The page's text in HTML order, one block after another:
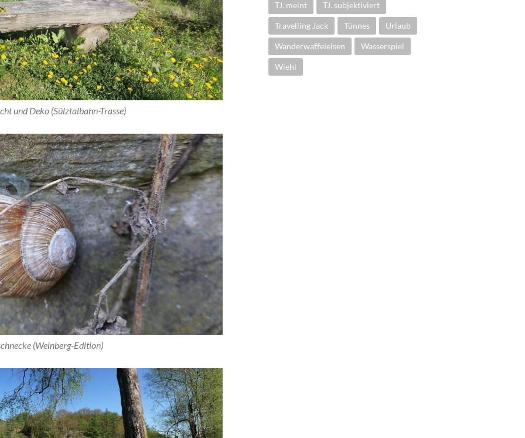
und Deko (Sülztalbahn-Trasse)
(Weinberg-Edition)
TJ. meint TJ. subjektiviert
Travelling Jack Tünnes Urlaub
Wanderwaffeleisen Wasserspiel
Wiehl